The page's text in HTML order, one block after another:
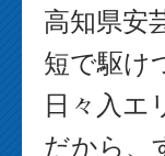
高知県安
短で駆け
日々入エ
だから、